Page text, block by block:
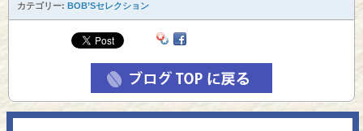
カテゴリー: BOB’Sセレクション